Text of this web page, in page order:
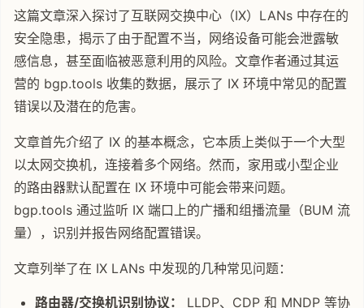
这篇文章深入探讨了互联网交换中心（IX）LANs 中存在的
安全隐患，揭示了由于配置不当，网络设备可能会泄露敏
感信息，甚至面临被恶意利用的风险。文章作者通过其运
营的 bgp.tools 收集的数据，展示了 IX 环境中常见的配置
错误以及潜在的危害。
文章首先介绍了 IX 的基本概念，它本质上类似于一个大型
以太网交换机，连接着多个网络。然而，家用或小型企业
的路由器默认配置在 IX 环境中可能会带来问题。
bgp.tools 通过监听 IX 端口上的广播和组播流量（BUM 流
量），识别并报告网络配置错误。
文章列举了在 IX LANs 中发现的几种常见问题：
路由器/交换机识别协议：
LLDP、CDP 和 MNDP 等协